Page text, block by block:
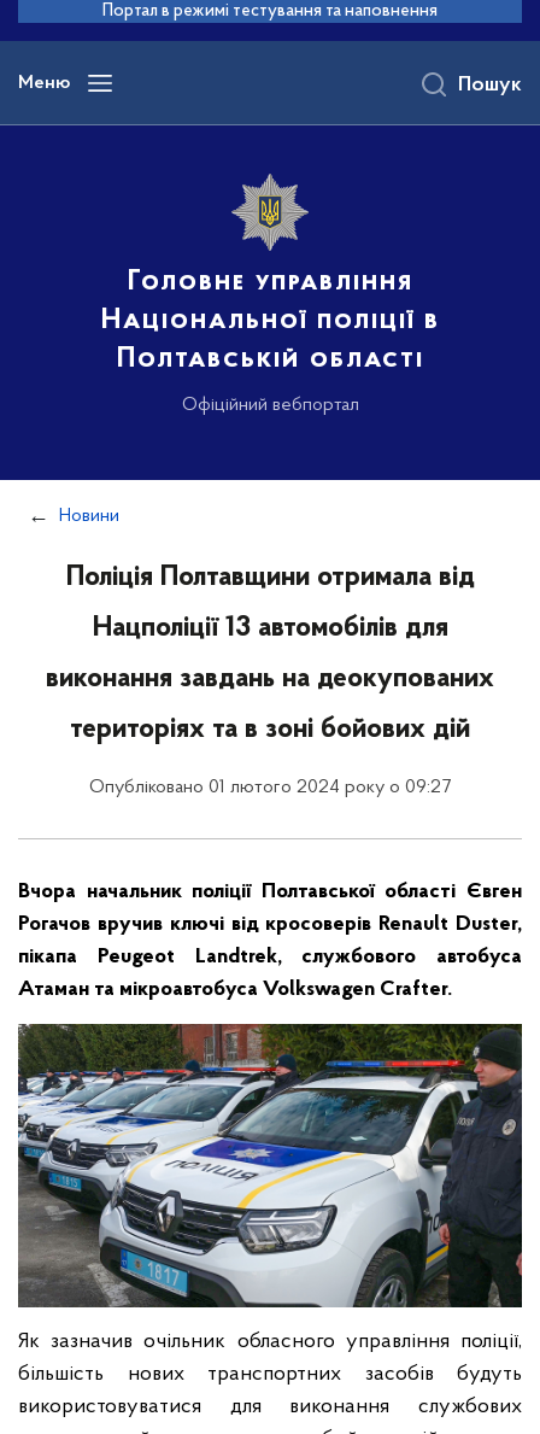
основного
вмісту
Портал в режимі тестування та наповнення
Меню
Головне управління
Національної поліції в
Полтавській області
Офіційний вебпортал
Пошук
Новини
Поліція Полтавщини отримала від
Нацполіції 13 автомобілів для
виконання завдань на деокупованих
територіях та в зоні бойових дій
Опубліковано 01 лютого 2024 року о 09:27
Вчора начальник поліції Полтавської області Євген
Рогачов вручив ключі від кросоверів Renault Duster,
пікапа Peugeot Landtrek, службового автобуса
Атаман та мікроавтобуса Volkswagen Crafter.
Як зазначив очільник обласного управління поліції,
більшість нових транспортних засобів будуть
використовуватися для виконання службових